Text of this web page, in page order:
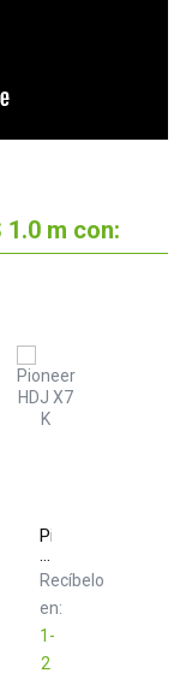
1.0 m con:
Pioneer
DJ
HDJ
X7
K
Black
Recíbelo
en:
1-
2